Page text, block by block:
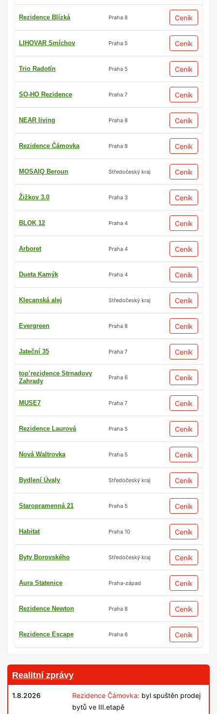
Rezidence Blízká Praha 8 Ceník
LIHOVAR Smíchov Praha 5 Ceník
Trio Radotín Praha 5 Ceník
SO-HO Rezidence Praha 7 Ceník
NEAR living Praha 8 Ceník
Rezidence Čámovka Praha 8 Ceník
MOSAIQ Beroun Středočeský kraj Ceník
Žižkov 3.0 Praha 3 Ceník
BLOK 12 Praha 4 Ceník
Arboret Praha 4 Ceník
Dueta Kamýk Praha 4 Ceník
Klecanská alej Středočeský kraj Ceník
Evergreen Praha 8 Ceník
Jateční 35 Praha 7 Ceník
top’rezidence Strnadovy
Zahrady
Praha 6 Ceník
MUSE7 Praha 7 Ceník
Rezidence Laurová Praha 5 Ceník
Nová Waltrovka Praha 5 Ceník
Bydlení Úvaly Středočeský kraj Ceník
Staropramenná 21 Praha 5 Ceník
Habitat Praha 10 Ceník
Byty Borovského Středočeský kraj Ceník
Aura Statenice Praha-západ Ceník
Rezidence Newton Praha 8 Ceník
Rezidence Escape Praha 6 Ceník
Realitní zprávy
1.8.2026 Rezidence Čámovka: byl spuštěn prodej
bytů ve III.etapě